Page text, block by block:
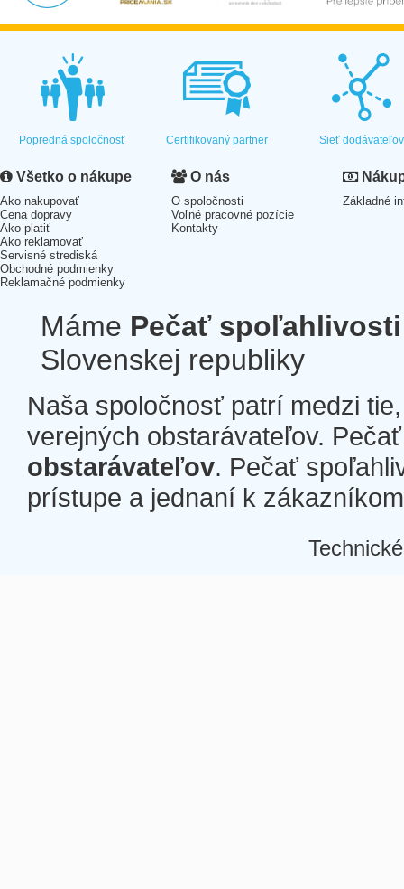
Popredná spoločnosť Certifikovaný partner Sieť dodávateľov
Všetko o nákupe
Ako nakupovať
Cena dopravy
Ako platiť
Ako reklamovať
Servisné strediská
Obchodné podmienky
Reklamačné podmienky
O nás
O spoločnosti
Voľné pracovné pozície
Kontakty
Základné
Máme Pečať spoľahlivosti
Slovenskej republiky
Naša spoločnosť patrí medzi
verejných obstarávateľov.
obstarávateľov. Pečať
prístupe a jednaní k